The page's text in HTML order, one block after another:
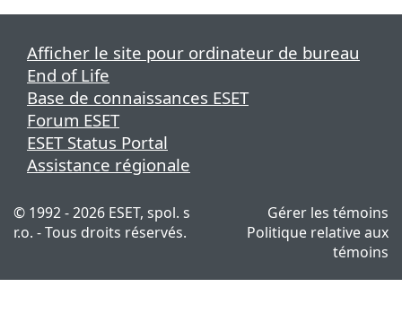
Afficher le site pour ordinateur de bureau
End of Life
Base de connaissances ESET
Forum ESET
ESET Status Portal
Assistance régionale
© 1992 - 2026 ESET, spol. s
r.o. - Tous droits réservés.
Gérer les témoins
Politique relative aux
témoins